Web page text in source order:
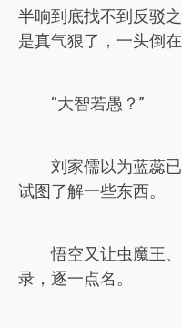
半晌到底找不到反驳
是真气狠了，一头倒
“大智若愚？”
刘家儒以为蓝蕊
试图了解一些东西。
悟空又让虫魔王
录，逐一点名。